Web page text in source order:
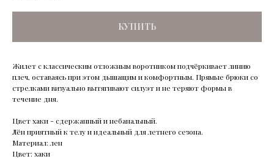
КУПИТЬ
Жилет с классическим отложным воротником подчёркивает линию
плеч, оставаясь при этом дышащим и комфортным. Прямые брюки со
стрелками визуально вытягивают силуэт и не теряют формы в
течение дня.
Цвет хаки - сдержанный и небанальный.
Лён приятный к телу и идеальный для летнего сезона.
Материал: лен
Цвет: хаки